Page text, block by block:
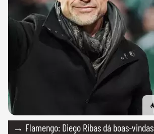
→ Flamengo: Diego Ribas dá boas-vindas